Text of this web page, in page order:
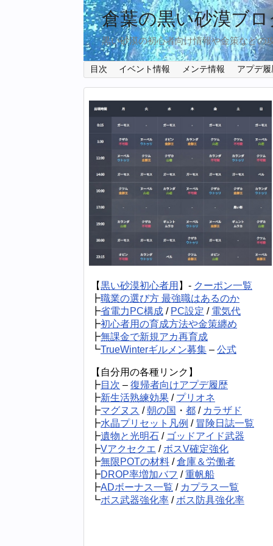
倉葉の黒い砂漠ブロ
黒い砂漠の初心者向け情報や金策などの
目次 イベント情報 メンテ情報 アプデ履
【黒い砂漠初心者用 】- クーポン一覧
┣職業の選び方 最強職はあるのか
┣省電力PC構成 / PC設定 / 電気代
┣初心者用の育成方法や金策纏め
┣無課金で新規アカ再育成
┗TrueWinterギルメン募集 – 公式
【自分用の各種リンク】
┣目次 – 復帰者向けアプデ履歴
┣新生活熟練効果 / プリオネ
┣マグヌス /朝の国 ・ 都 / カラザド
┣水晶プリセット凡例 / 冒険日誌一覧
┣遺物と光明石 / ゴッドアイド武器
┣Vアクセクエ / ボスV確定強化
┣無限POTの材料 /倉庫＆労働者
┣DROP率増加バフ /重帆船
┣ADボーナス一覧 / カプラス一覧
┗ボス武器強化率 / ボス防具強化率